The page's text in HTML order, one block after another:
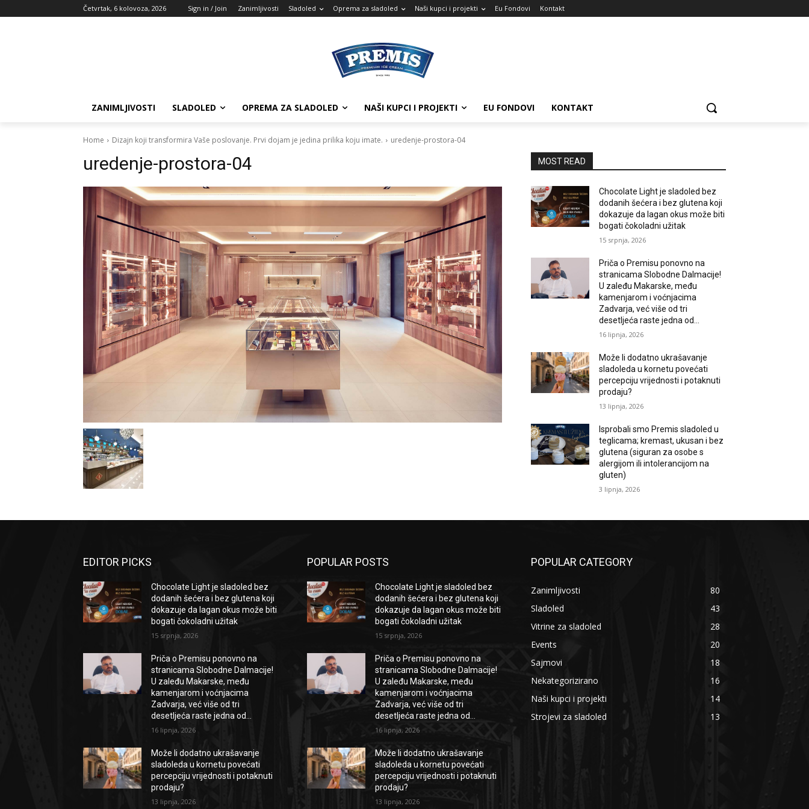
Četvrtak, 6 kolovoza, 2026 Sign in / Join Zanimljivosti Sladoled Oprema za sladoled Naši kupci i projekti Eu Fondovi Kontakt
ZANIMLJIVOSTI SLADOLED OPREMA ZA SLADOLED NAŠI KUPCI I PROJEKTI EU FONDOVI KONTAKT
Home Dizajn koji transformira Vaše poslovanje. Prvi dojam je jedina prilika koju imate. uredenje-prostora-04
uredenje-prostora-04 MOST READ
Chocolate Light je sladoled bez
dodanih šećera i bez glutena koji
dokazuje da lagan okus može biti
bogati čokoladni užitak
15 srpnja, 2026
Priča o Premisu ponovno na
stranicama Slobodne Dalmacije!
U zaleđu Makarske, među
kamenjarom i voćnjacima
Zadvarja, već više od tri
desetljeća raste jedna od...
16 lipnja, 2026
Može li dodatno ukrašavanje
sladoleda u kornetu povećati
percepciju vrijednosti i potaknuti
prodaju?
13 lipnja, 2026
Isprobali smo Premis sladoled u
teglicama; kremast, ukusan i bez
glutena (siguran za osobe s
alergijom ili intolerancijom na
gluten)
3 lipnja, 2026
EDITOR PICKS
Chocolate Light je sladoled bez
dodanih šećera i bez glutena koji
dokazuje da lagan okus može biti
bogati čokoladni užitak
15 srpnja, 2026
Priča o Premisu ponovno na
stranicama Slobodne Dalmacije!
U zaleđu Makarske, među
kamenjarom i voćnjacima
Zadvarja, već više od tri
desetljeća raste jedna od...
16 lipnja, 2026
Može li dodatno ukrašavanje
sladoleda u kornetu povećati
percepciju vrijednosti i potaknuti
prodaju?
13 lipnja, 2026
POPULAR POSTS
Chocolate Light je sladoled bez
dodanih šećera i bez glutena koji
dokazuje da lagan okus može biti
bogati čokoladni užitak
15 srpnja, 2026
Priča o Premisu ponovno na
stranicama Slobodne Dalmacije!
U zaleđu Makarske, među
kamenjarom i voćnjacima
Zadvarja, već više od tri
desetljeća raste jedna od...
16 lipnja, 2026
Može li dodatno ukrašavanje
sladoleda u kornetu povećati
percepciju vrijednosti i potaknuti
prodaju?
13 lipnja, 2026
POPULAR CATEGORY
Zanimljivosti
80
Sladoled
43
Vitrine za sladoled
28
Events
20
Sajmovi
18
Nekategorizirano
16
Naši kupci i projekti
14
Strojevi za sladoled
13